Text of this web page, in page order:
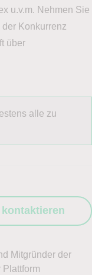
u.v.m. Nehmen Sie
Konkurrenz
über
alle zu
Mitgründer der